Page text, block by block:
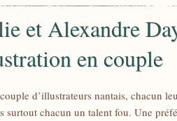
et Alexandre
en couple
d’illustrateurs nantais, chacun
surtout chacun un talent fou. Une